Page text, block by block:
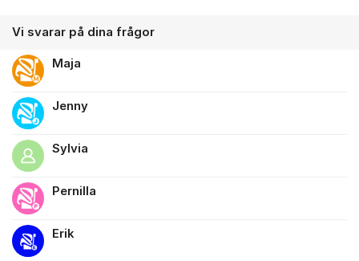
Vi svarar på dina frågor
Maja
Jenny
Sylvia
Pernilla
Erik